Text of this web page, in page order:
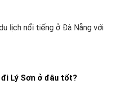
lịch nổi tiếng ở Đà Nẵng với
đi Lý Sơn ở đâu tốt?